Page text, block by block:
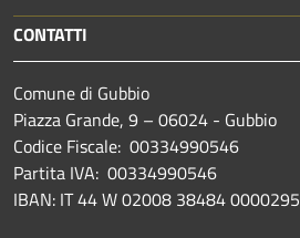
CONTATTI
Comune di Gubbio
Piazza Grande, 9 – 06024 - Gubbio
Codice Fiscale: 00334990546
Partita IVA: 00334990546
IBAN: IT 44 W 02008 38484